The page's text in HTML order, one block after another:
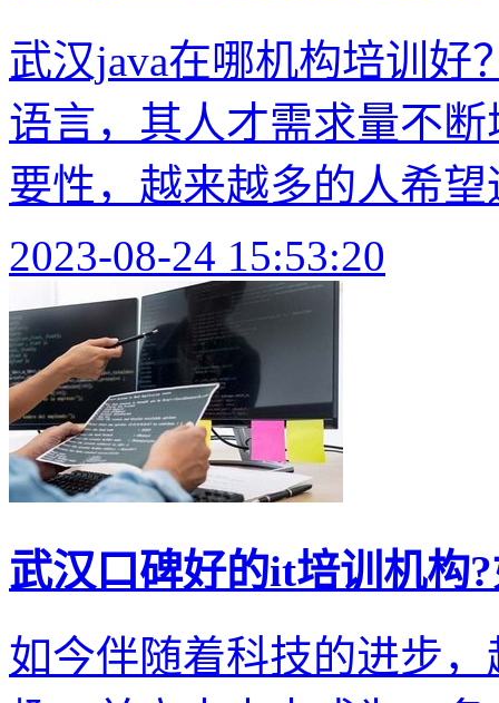
武汉java在哪机构培训好
语言，其人才需求量不
要性，越来越多的人希望
2023-08-24 15:53:20
武汉口碑好的it培训机构
如今伴随着科技的进步